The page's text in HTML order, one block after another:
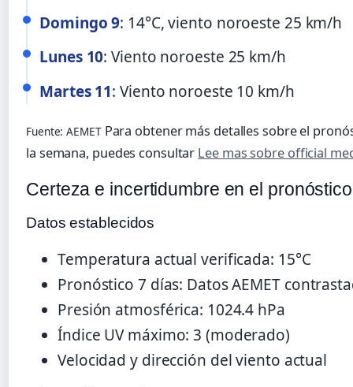
Domingo 9: 14°C, viento noroeste 25 km/h
Lunes 10: Viento noroeste 25 km/h
Martes 11: Viento noroeste 10 km/h
Fuente: AEMETPara obtener más detalles sobre el
la semana, puedes consultar Lee mas sobre official
Certeza e incertidumbre en el pronóstico
Datos establecidos
Temperatura actual verificada: 15°C
Pronóstico 7 días: Datos AEMET
Presión atmosférica: 1024.4 hPa
Índice UV máximo: 3 (moderado)
Velocidad y dirección del viento actual